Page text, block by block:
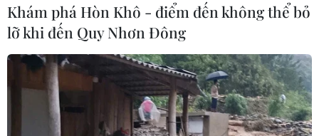
Khám phá Hòn Khô - điểm đến không thể bỏ
lỡ khi đến Quy Nhơn Đông